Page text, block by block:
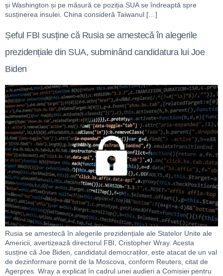
și Washington și pe măsură ce poziția SUA se îndreaptă spre
susținerea insulei. China consideră Taiwanul […]
Șeful FBI susține că Rusia se amestecă în alegerile
prezidențiale din SUA, subminând candidatura lui Joe
Biden
Rusia se amestecă în alegerile prezidențiale ale Statelor Unite ale
Americii, avertizează directorul FBI, Cristopher Wray. Acesta
susține că Joe Biden, candidatul democraților, este atacat de un val
de dezinformare pornit de la Moscova, conform Reuters, citat de
Agerpres. Wray a explicat în cadrul unei audieri a Comisiei pentru